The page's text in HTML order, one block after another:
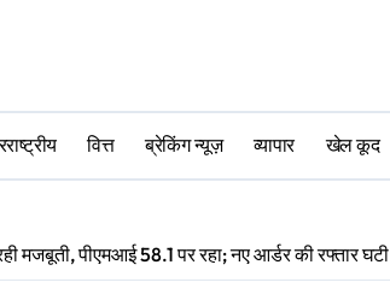
वित्त ब्रेकिंग न्यूज़ व्यापार खेल कूद
मजबूती, पीएमआई 58.1 पर रहा; नए आर्डर की रफ्तार घटी